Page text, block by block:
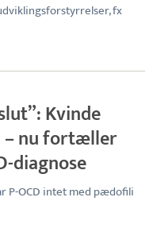
fx
Kvinde
– nu fortæller
diagnose
P-OCD intet med pædofili